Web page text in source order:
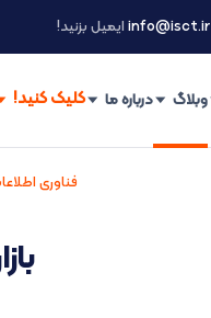
info@isct.ir ایمیل بزنید!
وبلاگ درباره ما
فناوری